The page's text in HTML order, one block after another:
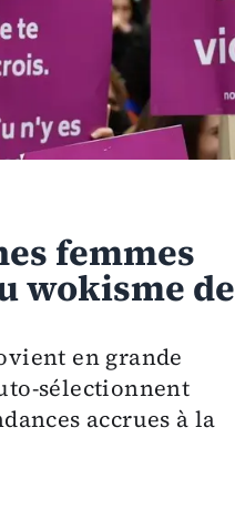
femmes
wokisme de
en grande
sélectionnent
accrues à la